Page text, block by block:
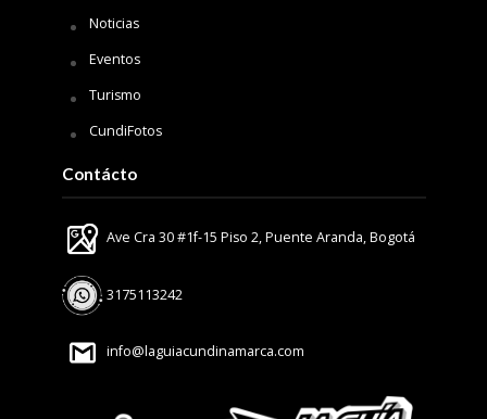
Noticias
Eventos
Turismo
CundiFotos
Contácto
Ave Cra 30 #1f-15 Piso 2, Puente Aranda, Bogotá
3175113242
info@laguiacundinamarca.com